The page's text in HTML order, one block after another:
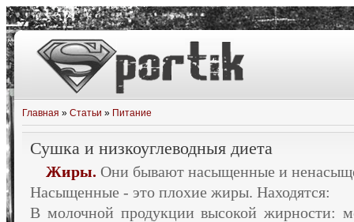
Главная » Статьи » Питание
Сушка и низкоуглеводныя диета
Жиры. Они бывают насыщенные и
Насыщенные - это плохие жиры. Находятся:
В молочной продукции высокой жирности: